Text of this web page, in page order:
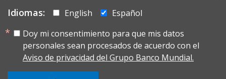
Idiomas: English
Español
Doy mi consentimiento para que mis datos
personales sean procesados de acuerdo con el
Aviso de privacidad del Grupo Banco Mundial.